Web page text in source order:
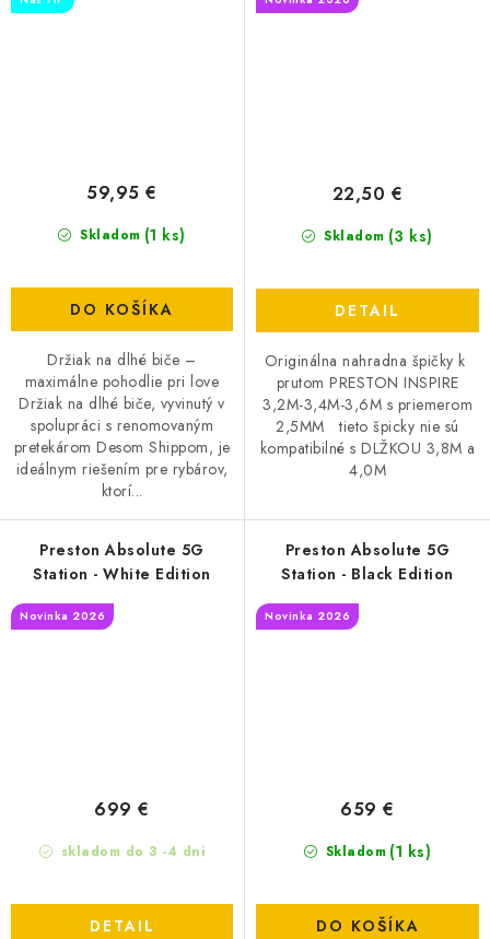
Skladom (1 ks)
59,95 €
DO KOŠÍKA
Držiak na dlhé biče –
maximálne pohodlie pri love
Držiak na dlhé biče, vyvinutý v
spolupráci s renomovaným
pretekárom Desom Shippom, je
ideálnym riešením pre rybárov,
ktorí...
Skladom (3 ks)
22,50 €
DETAIL
Originálna nahradna špičky k
prutom PRESTON INSPIRE
3,2M-3,4M-3,6M s priemerom
2,5MM tieto špicky nie sú
kompatibilné s DLŽKOU 3,8M a
4,0M
Preston Absolute 5G
Station - White Edition
Novinka 2026
skladom do 3 -4 dni
699 €
DETAIL
Preston Absolute 5G
Station - Black Edition
Novinka 2026
Skladom (1 ks)
659 €
DO KOŠÍKA